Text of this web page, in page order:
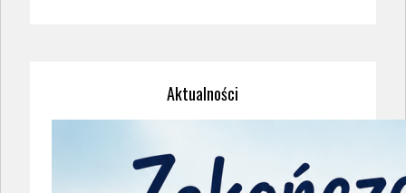
Aktualności